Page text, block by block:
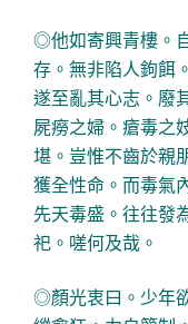
◎他如寄興青樓。
存。無非陷人鉤餌
遂至亂其心志。廢
屍癆之婦。瘡毒之
堪。豈惟不齒於親
獲全性命。而毒氣
先天毒盛。往往發
祀。嗟何及哉。
◎顏光衷曰。少年